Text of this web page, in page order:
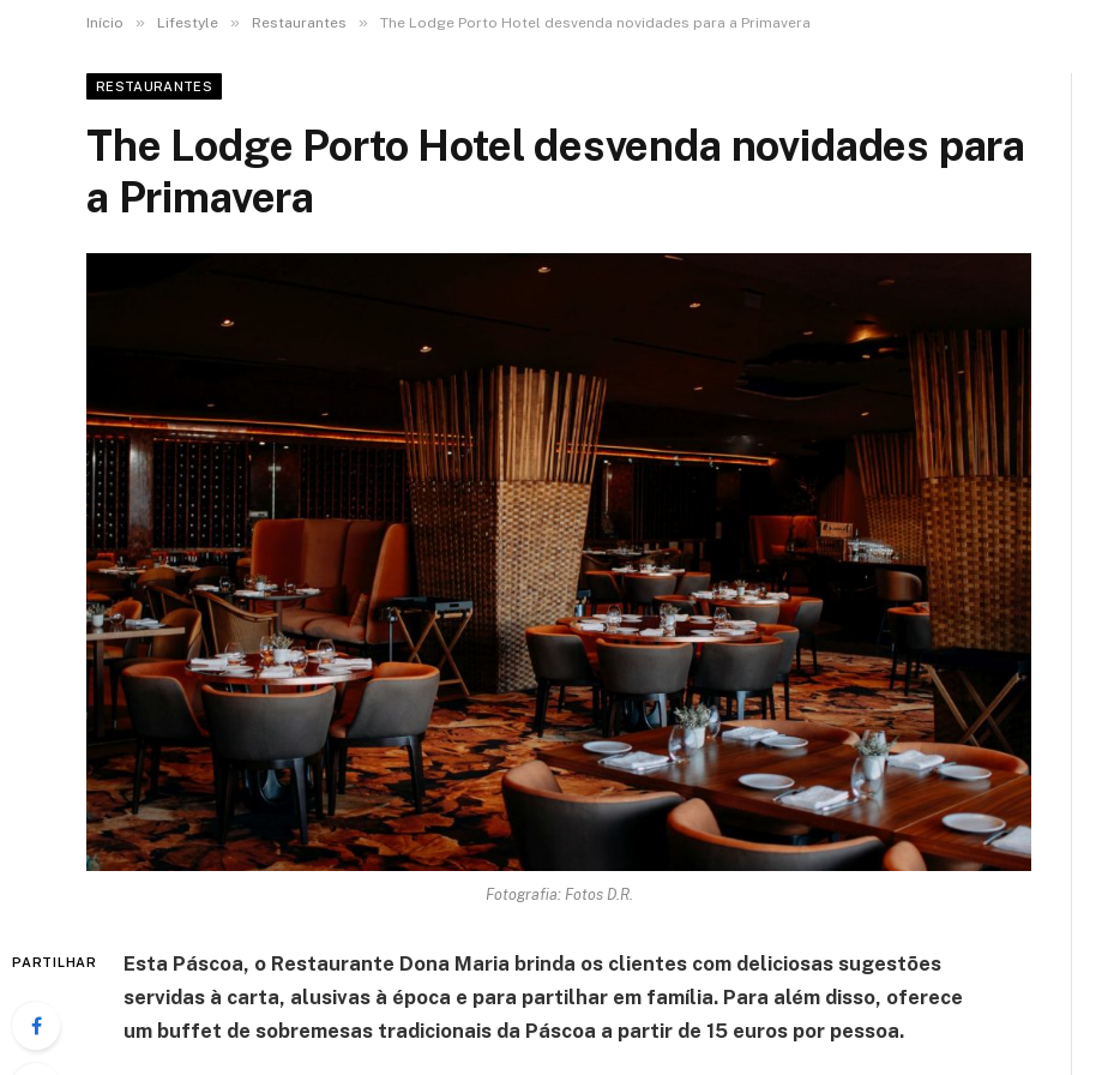
Início » Lifestyle » Restaurantes » The Lodge Porto Hotel desvenda novidades para a Primavera
RESTAURANTES
The Lodge Porto Hotel desvenda novidades para
a Primavera
Fotografia: Fotos D.R.
PARTILHAR
Esta Páscoa, o Restaurante Dona Maria brinda os clientes com deliciosas sugestões
servidas à carta, alusivas à época e para partilhar em família. Para além disso, oferece
um buffet de sobremesas tradicionais da Páscoa a partir de 15 euros por pessoa.